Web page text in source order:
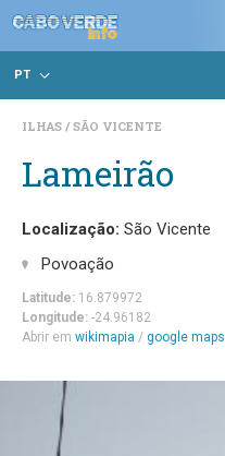
PT
ILHAS SÃO VICENTE
Lameirão
Localização: São Vicente
Povoação
Latitude: 16.879972
Longitude: -24.96182
Abrir em wikimapia / google maps